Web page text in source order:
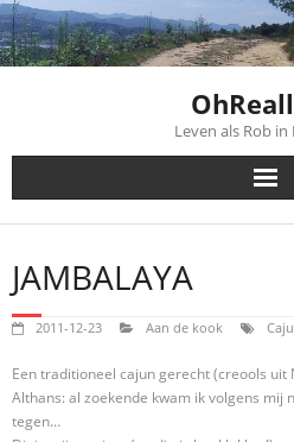
Skip
to
content
Leven als Rob
JAMBALAYA
2011-12-23 Aan de kook
Een traditioneel cajun gerecht (creools uit
Althans: al zoekende kwam ik volgens mij
tegen…